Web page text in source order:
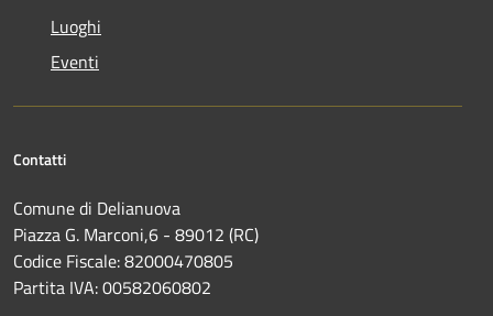
Luoghi
Eventi
Contatti
Comune di Delianuova
Piazza G. Marconi,6 - 89012 (RC)
Codice Fiscale: 82000470805
Partita IVA: 00582060802